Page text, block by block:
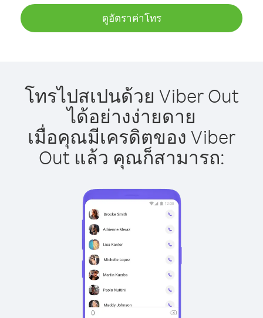
ดูอัตราค่าโทร
โทรไปสเปนด้วย Viber Out
ได้อย่างง่ายดาย
เมื่อคุณมีเครดิตของ Viber
Out แล้ว คุณก็สามารถ: